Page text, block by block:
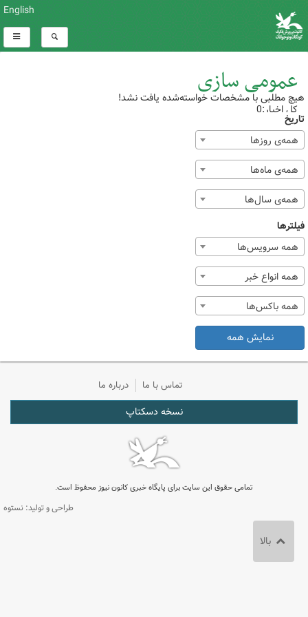
English
عمومی سازی
کل اخبار:0
هیچ مطلبی با مشخصات خواسته‌شده یافت نشد!
تاریخ
همه‌ی روزها
همه‌ی ماه‌ها
همه‌ی سال‌ها
فیلترها
همه سرویس‌ها
همه انواع خبر
همه باکس‌ها
نمایش همه
تماس با ما درباره ما
نسخه دسکتاپ
تمامی حقوق این سایت برای پایگاه خبری کانون نیوز محفوظ است.
طراحی و تولید: نستوه
بالا